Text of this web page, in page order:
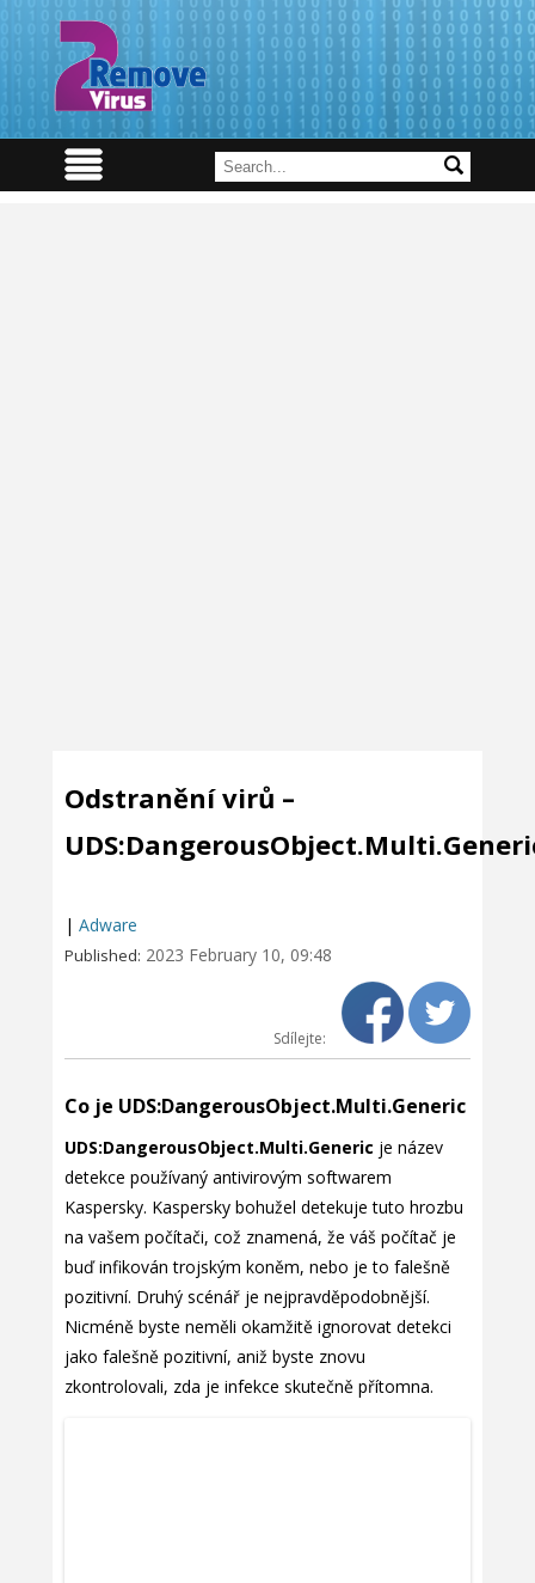
Odstranění virů –
| Adware
Published: 2023 February 10, 09:48
Sdílejte:
Co je UDS:DangerousObject.Multi.Generic
UDS:DangerousObject.Multi.Generic je název
detekce používaný antivirovým softwarem
Kaspersky. Kaspersky bohužel detekuje tuto hrozbu
na vašem počítači, což znamená, že váš počítač je
buď infikován trojským koněm, nebo je to falešně
pozitivní. Druhý scénář je nejpravděpodobnější.
Nicméně byste neměli okamžitě ignorovat detekci
jako falešně pozitivní, aniž byste znovu
zkontrolovali, zda je infekce skutečně přítomna.